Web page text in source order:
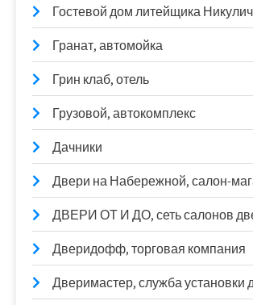
Гостевой дом литейщика
Гранат, автомойка
Грин клаб, отель
Грузовой, автокомплекс
Дачники
Двери на Набережной, салон-
ДВЕРИ ОТ И ДО, сеть салонов
Дверидофф, торговая компания
Дверимастер, служба установки